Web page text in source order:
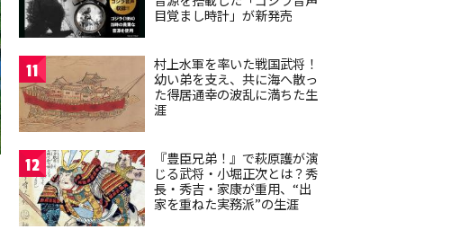
目覚まし時計」が新発売
11
村上水軍を率いた戦国武将！
幼い弟を支え、共に海へ散っ
た得居通幸の波乱に満ちた生
涯
12
『豊臣兄弟！』で萩原護が演
じる武将・小堀正次とは？秀
長・秀吉・家康が重用、“出
家を重ねた実務派”の生涯